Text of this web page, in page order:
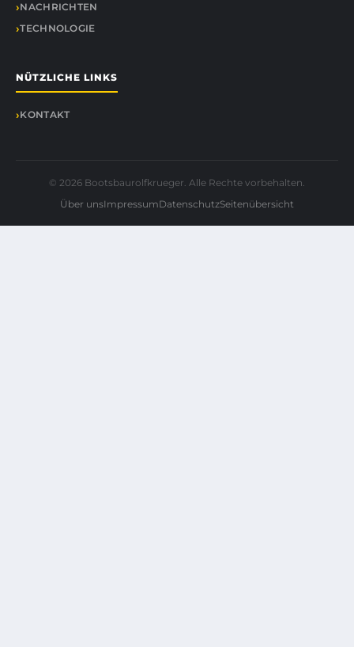
NACHRICHTEN
TECHNOLOGIE
NÜTZLICHE LINKS
KONTAKT
© 2026 Bootsbaurolfkrueger. Alle Rechte vorbehalten.
Über unsImpressumDatenschutzSeitenübersicht